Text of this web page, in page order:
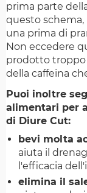
prima parte
questo
una prima di
Non eccedere
prodotto troppo
della caffeina
Puoi inoltre
alimentari per
di Diure Cut:
bevi molta
aiuta il
l'efficacia
elimina il